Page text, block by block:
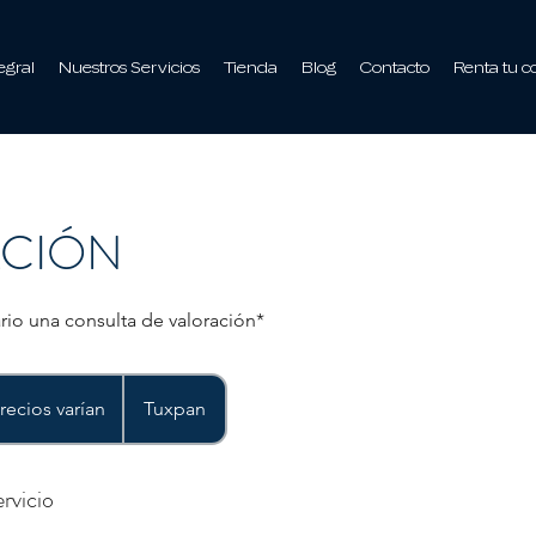
Nuestros Servicios Tienda Blog Contacto Renta tu
una consulta de valoración*
varían Tuxpan